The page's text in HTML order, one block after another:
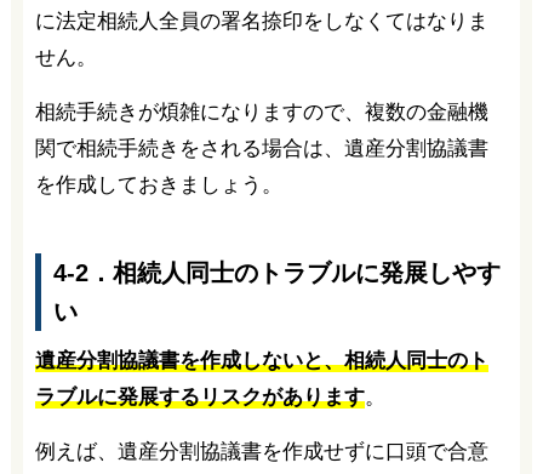
に法定相続人全員の署名捺印をしなくてはなりま
せん。
相続手続きが煩雑になりますので、複数の金融機
関で相続手続きをされる場合は、遺産分割協議書
を作成しておきましょう。
4-2．相続人同士のトラブルに発展しやす
い
遺産分割協議書を作成しないと、相続人同士のト
ラブルに発展するリスクがあります。
例えば、遺産分割協議書を作成せずに口頭で合意